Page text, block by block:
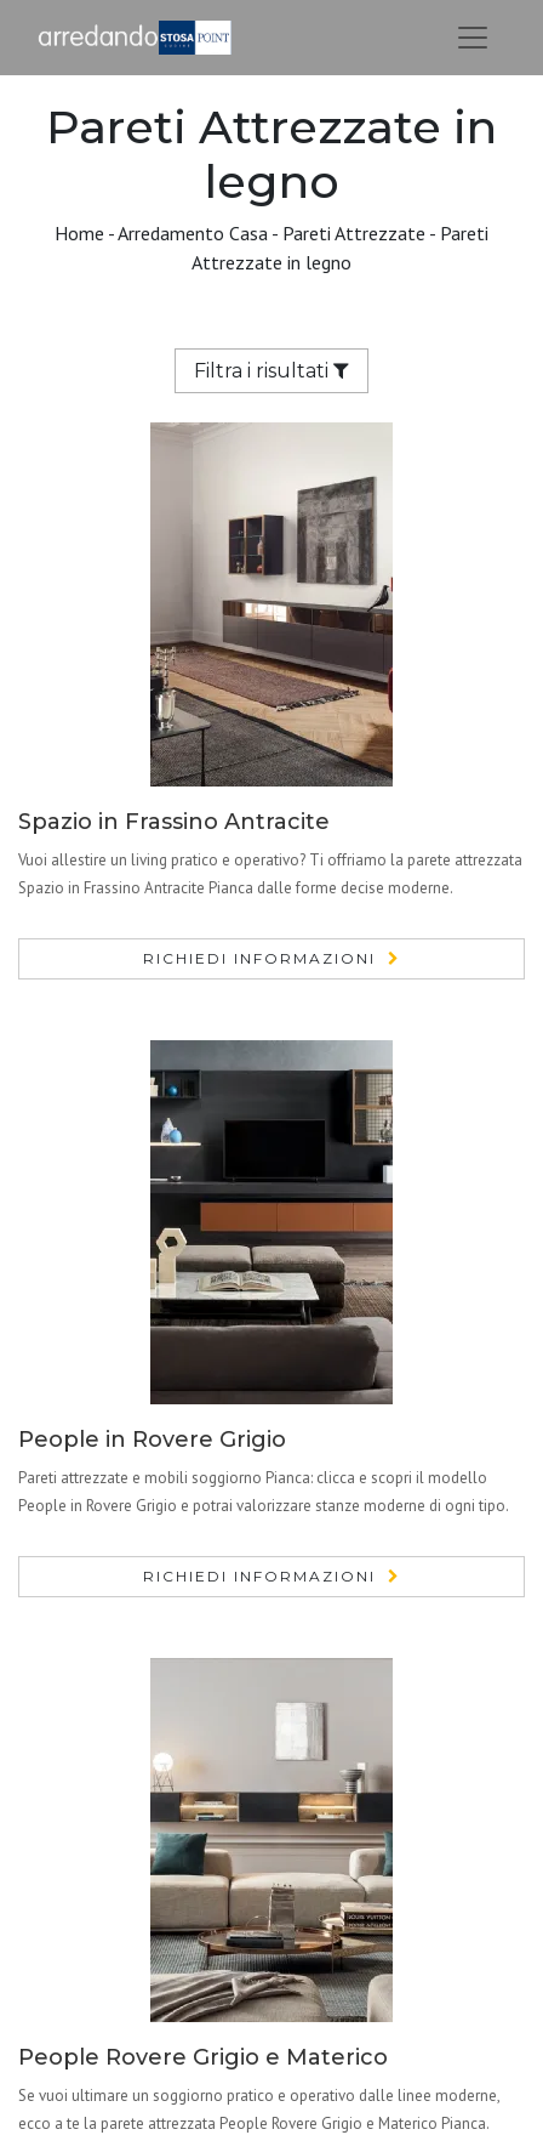
Pareti Attrezzate in
legno
Home -Arredamento Casa - Pareti Attrezzate - Pareti
Attrezzate in legno
Filtra i risultati
Spazio in Frassino Antracite
Vuoi allestire un living pratico e operativo? Ti offriamo la parete attrezzata
Spazio in Frassino Antracite Pianca dalle forme decise moderne.
RICHIEDI INFORMAZIONI
People in Rovere Grigio
Pareti attrezzate e mobili soggiorno Pianca: clicca e scopri il modello
People in Rovere Grigio e potrai valorizzare stanze moderne di ogni tipo.
RICHIEDI INFORMAZIONI
People Rovere Grigio e Materico
Se vuoi ultimare un soggiorno pratico e operativo dalle linee moderne,
ecco a te la parete attrezzata People Rovere Grigio e Materico Pianca.